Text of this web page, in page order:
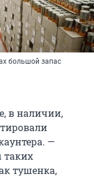
большой запас
в наличии,
—
таких
тушенка,